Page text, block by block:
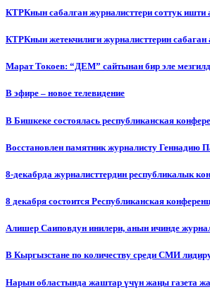
КТРКнын сабалган журналисттери соттук ишти
КТРКнын жетекчилиги журналисттерин
Марат Токоев: “ДЕМ” сайтынан бир эле
В эфире – новое телевидение
В Бишкеке состоялась республиканская
Восстановлен памятник журналисту Геннадию
8-декабрда журналисттердин республикалык
8 декабря состоится Республиканская
Алишер Саиповдун инилери, анын ичинде
В Кыргызстане по количеству среди СМИ
Нарын областында жаштар үчүн жаңы газета